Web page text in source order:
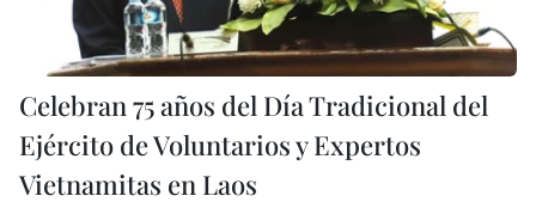
Celebran 75 años del Día Tradicional del
Ejército de Voluntarios y Expertos
Vietnamitas en Laos